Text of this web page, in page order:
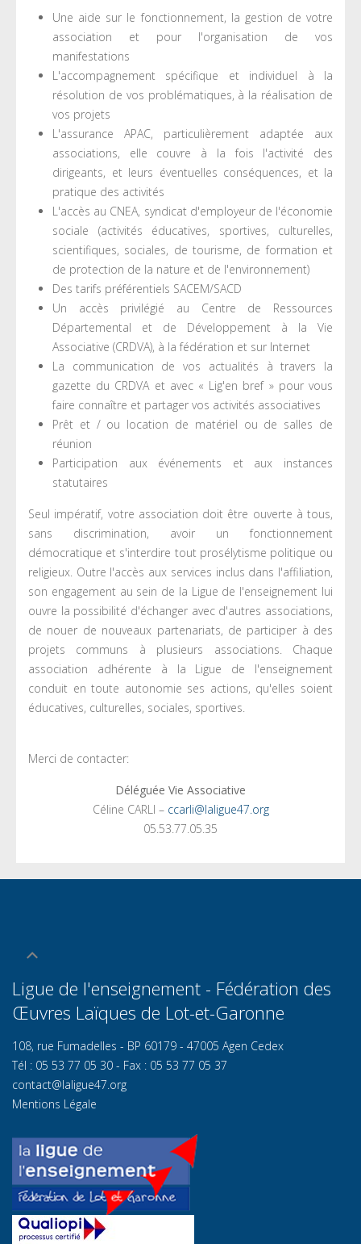
Une aide sur le fonctionnement, la gestion de votre
association et pour l'organisation de vos
manifestations
L'accompagnement spécifique et individuel à la
résolution de vos problématiques, à la réalisation de
vos projets
L'assurance APAC, particulièrement adaptée aux
associations, elle couvre à la fois l'activité des
dirigeants, et leurs éventuelles conséquences, et la
pratique des activités
L'accès au CNEA, syndicat d'employeur de l'économie
sociale (activités éducatives, sportives, culturelles,
scientifiques, sociales, de tourisme, de formation et
de protection de la nature et de l'environnement)
Des tarifs préférentiels SACEM/SACD
Un accès privilégié au Centre de Ressources
Départemental et de Développement à la Vie
Associative (CRDVA), à la fédération et sur Internet
La communication de vos actualités à travers la
gazette du CRDVA et avec « Lig'en bref » pour vous
faire connaître et partager vos activités associatives
Prêt et / ou location de matériel ou de salles de
réunion
Participation aux événements et aux instances
statutaires
Seul impératif, votre association doit être ouverte à tous,
sans discrimination, avoir un fonctionnement
démocratique et s'interdire tout prosélytisme politique ou
religieux. Outre l'accès aux services inclus dans l'affiliation,
son engagement au sein de la Ligue de l'enseignement lui
ouvre la possibilité d'échanger avec d'autres associations,
de nouer de nouveaux partenariats, de participer à des
projets communs à plusieurs associations. Chaque
association adhérente à la Ligue de l'enseignement
conduit en toute autonomie ses actions, qu'elles soient
éducatives, culturelles, sociales, sportives.
Merci de contacter:
Déléguée Vie Associative
Céline CARLI – ccarli@laligue47.org
05.53.77.05.35
Ligue de l'enseignement - Fédération des
Œuvres Laïques de Lot-et-Garonne
108, rue Fumadelles - BP 60179 - 47005 Agen Cedex
Tél : 05 53 77 05 30 - Fax : 05 53 77 05 37
contact@laligue47.org
Mentions Légale